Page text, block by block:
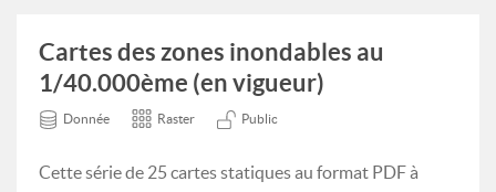
Cartes des zones inondables au
1/40.000ème (en vigueur)
Donnée Raster Public
Cette série de 25 cartes statiques au format PDF à